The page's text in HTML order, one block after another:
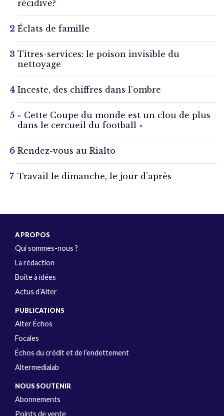
récidive?
Éclats de famille
Titres-services: le poison invisible du
nettoyage
Inceste, des chiffres dans l’ombre
« Cette Coupe du monde est un clou de plus
dans le cercueil du football »
Rendez-vous au Rialto
Travail le dimanche, le jour d’après
A PROPOS
Qui sommes-nous ?
La rédaction
Boîte à idées
Actus d’Alter
PUBLICATIONS
Alter Échos
Focales
Échos du crédit et de l’endettement
Altermedialab
NOUS SOUTENIR
Abonnements
Points de vente